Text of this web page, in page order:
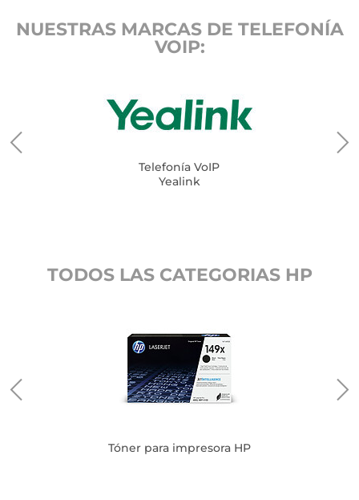
NUESTRAS MARCAS DE TELEFONÍA
VOIP:
Telefonía VoIP
Yealink
TODOS LAS CATEGORIAS HP
Tóner para impresora HP